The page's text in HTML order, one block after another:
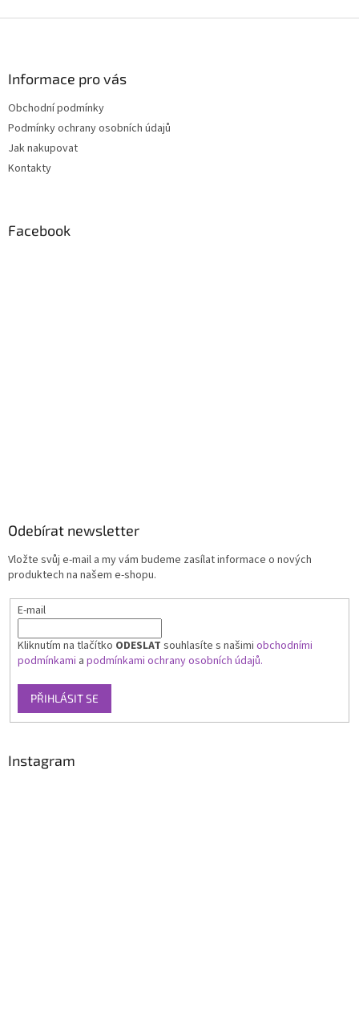
Informace pro vás
Obchodní podmínky
Podmínky ochrany osobních údajů
Jak nakupovat
Kontakty
Facebook
Odebírat newsletter
Vložte svůj e-mail a my vám budeme zasílat informace o nových
produktech na našem e-shopu.
E-mail
Kliknutím na tlačítko ODESLAT souhlasíte s našimi obchodními
podmínkami a podmínkami ochrany osobních údajů.
PŘIHLÁSIT SE
Instagram